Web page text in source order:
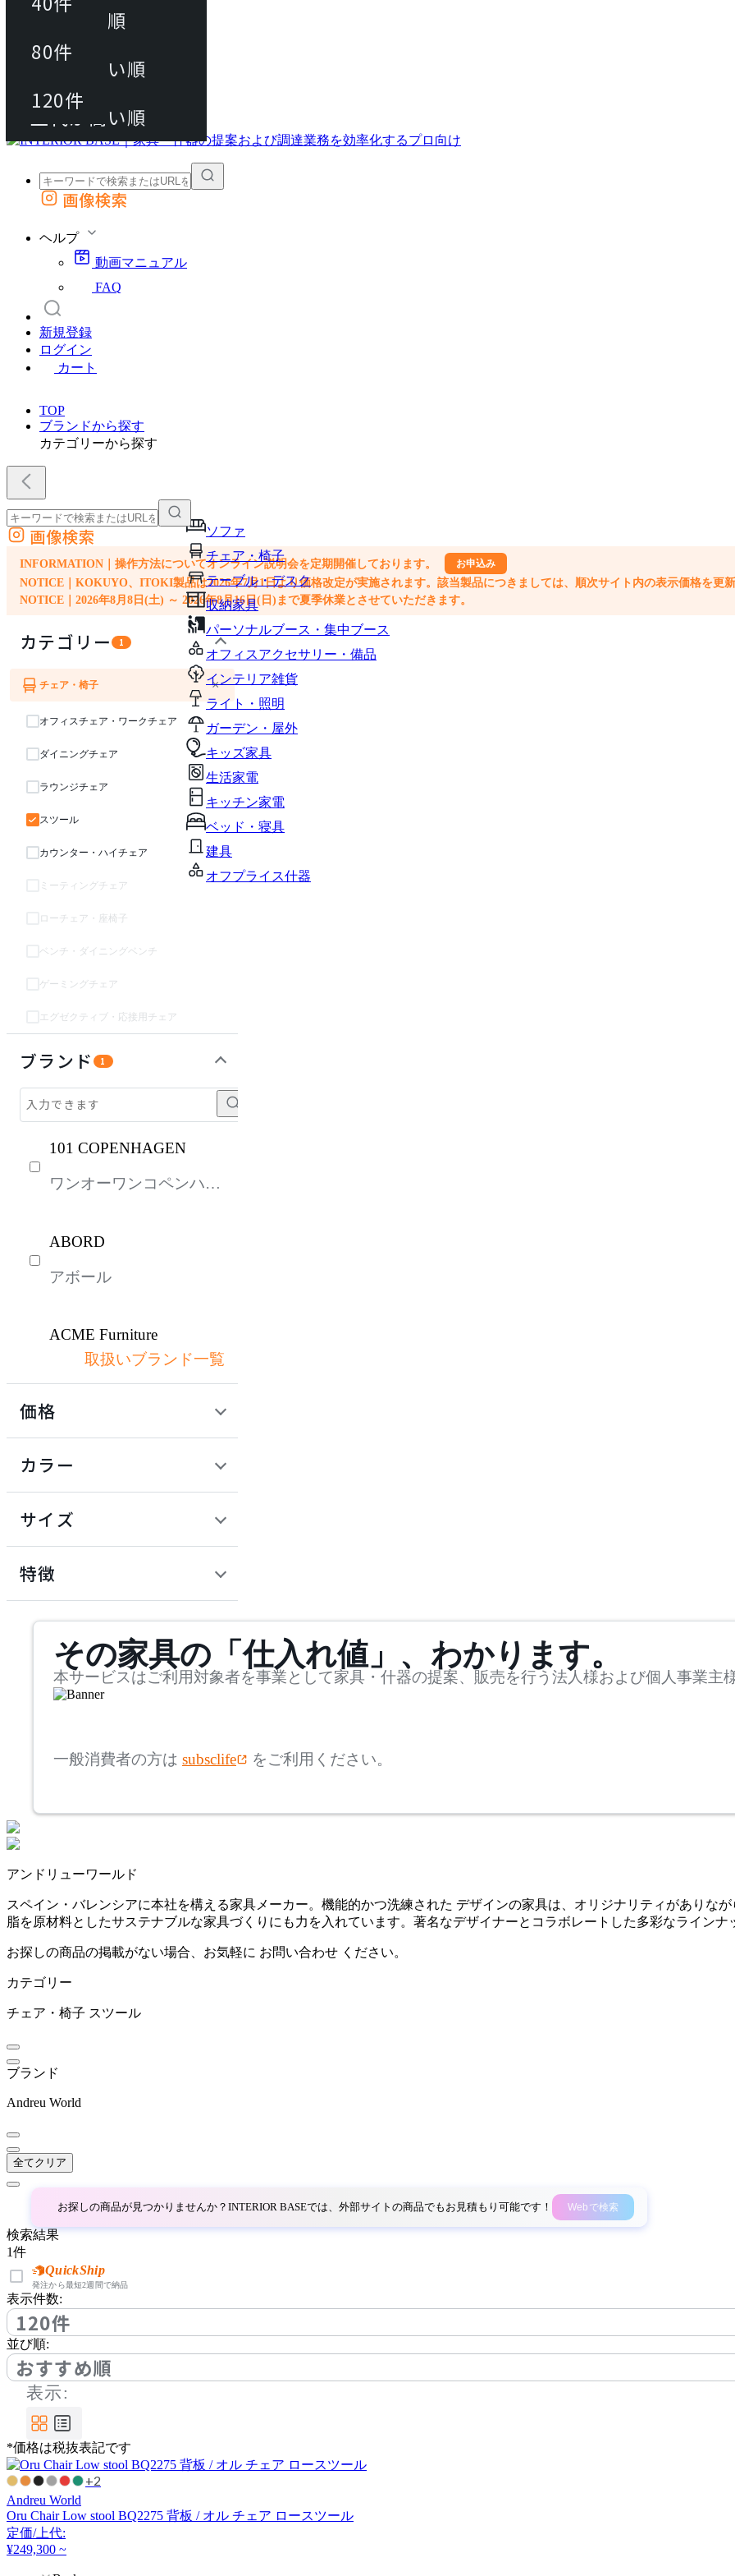
動画マニュアル
FAQ
カート
外部サイトの商品をカートに追加
画像検索
ヘルプ
動画マニュアル
FAQ
新規登録
ログイン
カート
TOP
ブランドから探す
カテゴリーから探す
ソファ
チェア・椅子
テーブル・デスク
収納家具
パーソナルブース・集中ブース
オフィスアクセサリー・備品
インテリア雑貨
ライト・照明
ガーデン・屋外
キッズ家具
生活家電
キッチン家電
ベッド・寝具
建具
オフプライス什器
外部サイトの商品をカートに追加
他のサイトで見つけた商品ページのURLを貼り付けて、カートに追加できます
画像検索
INFORMATION｜操作方法についてオンライン説明会を定期開催しております。 お申込み
NOTICE｜KOKUYO、ITOKI製品は2026年7月1日より価格改定が実施されます。該当製品につきましては、順次サイト内の表示価格を更新
NOTICE｜2026年8月8日(土) ～ 2026年8月16日(日)まで夏季休業とさせていただきます。
カテゴリー 1
チェア・椅子 ×
オフィスチェア・ワークチェア
ダイニングチェア
ラウンジチェア
スツール
カウンター・ハイチェア
ミーティングチェア
ローチェア・座椅子
ベンチ・ダイニングベンチ
ゲーミングチェア
エグゼクティブ・応接用チェア
ブランド 1
101 COPENHAGEN
ワンオーワンコペンハー
ABORD
アボール
ACME Furniture
アクメファニチャー
アダル
ADAL TOTAL INTERIOR
アコレクション
アンドリューワールド
アルナイ
AZUMAYA
アズマヤ
bellacontte
BoConcept
ボーコンセプト
bogaerts label
ボガーツ・ラベル
by interiors
バイインテリアズ
CHAISES NICOLLE
シェーズ・ニコル
Coccole
取扱いブランド一覧
価格
カラー
サイズ
mm
検索
~
~
mm
特徴
その家具の「仕入れ値」、わかります。
本サービスはご利用対象者を事業として家具・什器の提案、販売を行う法人様および個人事業主
一般消費者の方は subsclife をご利用ください。
アンドリューワールド
スペイン・バレンシアに本社を構える家具メーカー。機能的かつ洗練された デザインの家具は、オリジナリティがありな
脂を原材料としたサステナブルな家具づくりにも力を入れています。著名なデザイナーとコラボレートした多彩なラインナ
お探しの商品の掲載がない場合、お気軽に お問い合わせ ください。
カテゴリー
チェア・椅子 スツール
ブランド
Andreu World
全てクリア
お探しの商品が見つかりませんか？INTERIOR BASEでは、外部サイトの商品でもお見積もり可能です！ Webで検索
検索結果
1件
QuickShip
発注から最短2週間で納品
表示件数:
120件
80件
120件
並び順:
おすすめ順
おすすめ順
上代が安い順
上代が高い順
表示:
*価格は税抜表記です
+2
Andreu World
Oru Chair Low stool BQ2275 背板 / オル チェア ロースツール
定価/上代:
¥249,300 ~
80件
120件